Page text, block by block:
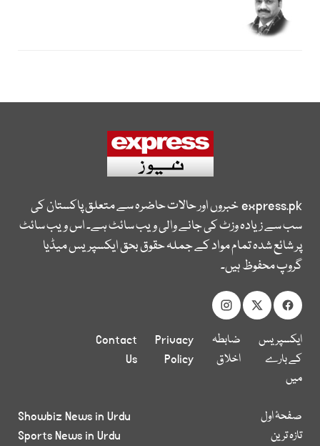
express.pkخبروں اور حالات حاضرہ سے متعلق پاکستان کی
سب سے زیادہ وزٹ کی جانے والی ویب سائٹ ہے۔ اس ویب سائٹ
پر شائع شدہ تمام مواد کے جملہ حقوق بحق ایکسپریس میڈیا
گروپ محفوظ ہیں۔
ایکسپریس
کے بارے
میں
ضابطہ
اخلاق
Privacy
Policy
Contact
Us
صفحۂ اول
تازہ ترین
Showbiz News in Urdu
Sports News in Urdu